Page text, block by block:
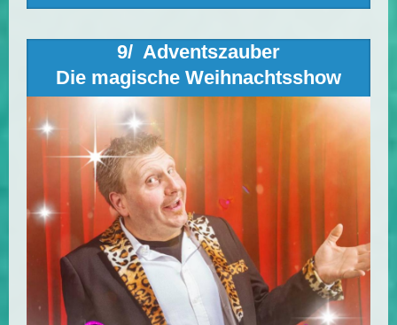
9/ Adventszauber
Die magische Weihnachtsshow